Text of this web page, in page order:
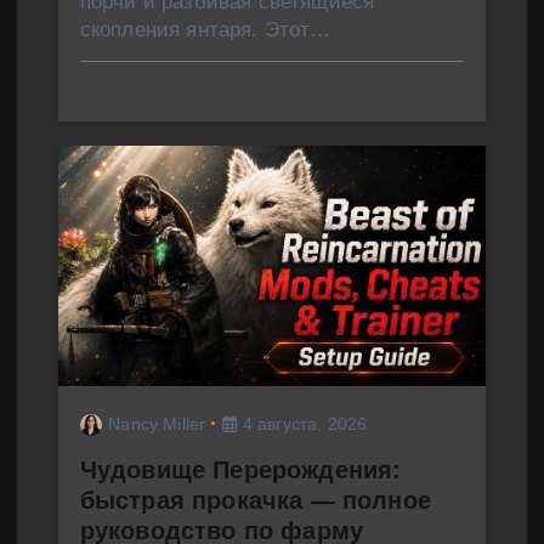
скопления янтаря. Этот…
Nancy Miller 4 августа, 2026
Чудовище Перерождения:
быстрая прокачка — полное
руководство по фарму